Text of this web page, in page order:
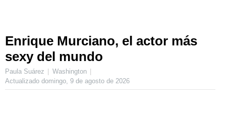
Enrique Murciano, el actor más
sexy del mundo
Paula Suárez
Washington
Actualizado domingo, 9 de agosto de 2026